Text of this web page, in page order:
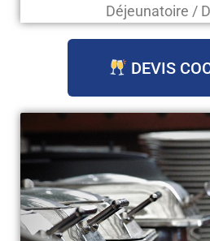
Déjeunatoire /
DEVIS